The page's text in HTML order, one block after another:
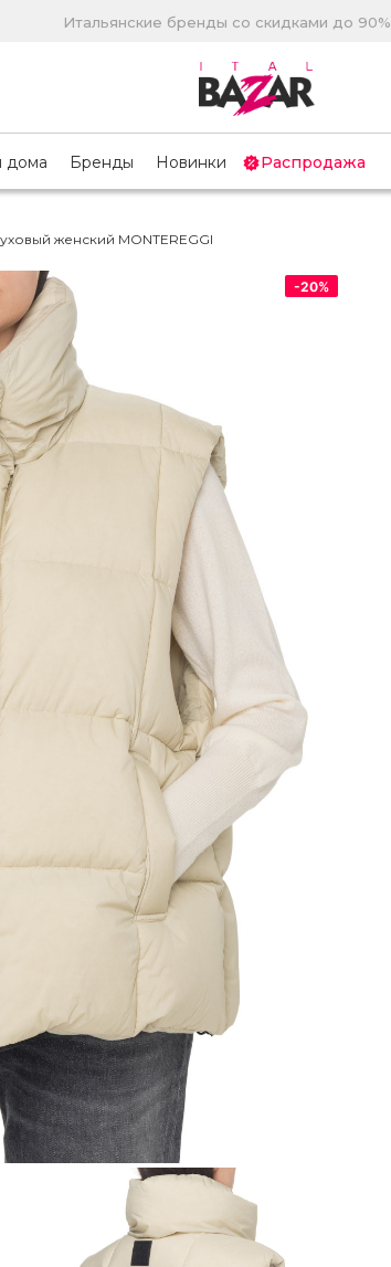
Итальянские бренды со скидками до 90%
дома Бренды Новинки Распродажа
женский MONTEREGGI
-20%